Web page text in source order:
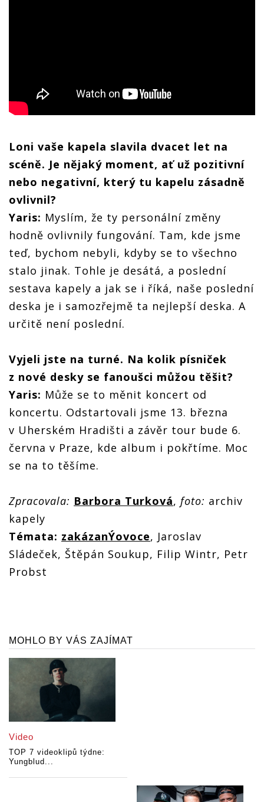
Loni vaše kapela slavila dvacet let na
scéně. Je nějaký moment, ať už pozitivní
nebo negativní, který tu kapelu zásadně
ovlivnil?
Yaris: Myslím, že ty personální změny
hodně ovlivnily fungování. Tam, kde jsme
teď, bychom nebyli, kdyby se to všechno
stalo jinak. Tohle je desátá, a poslední
sestava kapely a jak se i říká, naše poslední
deska je i samozřejmě ta nejlepší deska. A
určitě není poslední.
Vyjeli jste na turné. Na kolik písniček
z nové desky se fanoušci můžou těšit?
Yaris: Může se to měnit koncert od
koncertu. Odstartovali jsme 13. března
v Uherském Hradišti a závěr tour bude 6.
června v Praze, kde album i pokřtíme. Moc
se na to těšíme.
Zpracovala: Barbora Turková, foto: archiv
kapely
Témata: zakázanÝovoce, Jaroslav
Sládeček, Štěpán Soukup, Filip Wintr, Petr
Probst
MOHLO BY VÁS ZAJÍMAT
Video
TOP 7 videoklipů týdne:
Yungblud...